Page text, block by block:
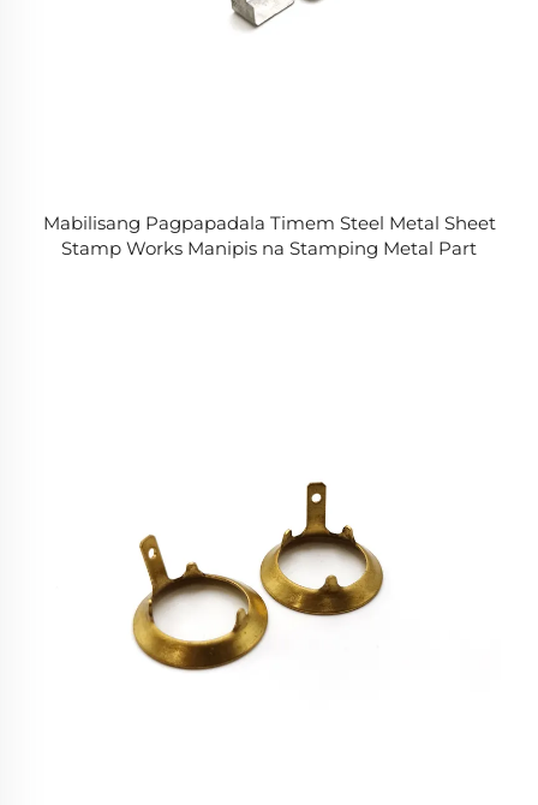
Mabilisang Pagpapadala Timem Steel Metal Sheet
Stamp Works Manipis na Stamping Metal Part